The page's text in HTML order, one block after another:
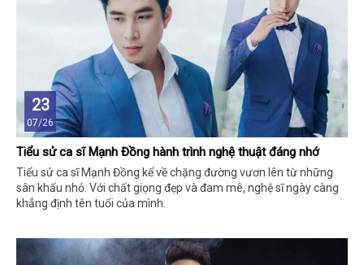
23
07/26
Tiểu sử ca sĩ Mạnh Đồng hành trình nghệ thuật đáng nhớ
Tiểu sử ca sĩ Mạnh Đồng kể về chặng đường vươn lên từ những
sân khấu nhỏ. Với chất giọng đẹp và đam mê, nghệ sĩ ngày càng
khẳng định tên tuổi của mình.